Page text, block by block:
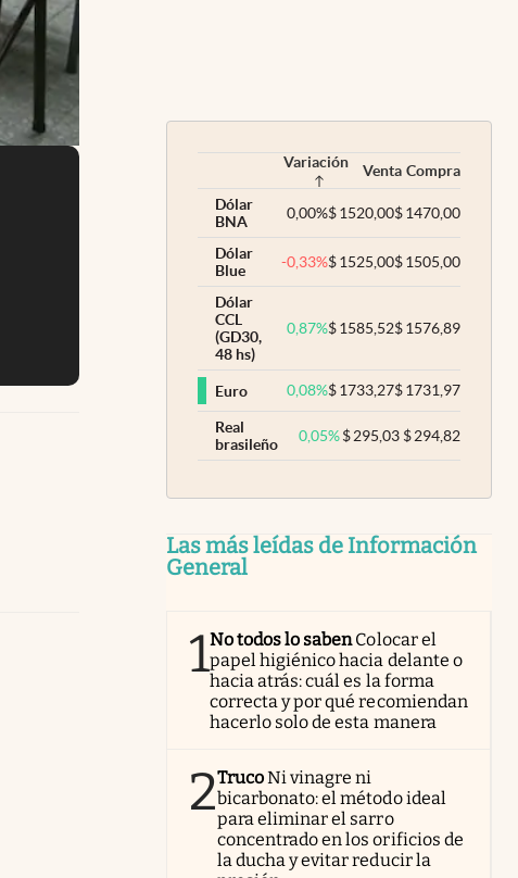
Variación Venta Compra
Dólar
BNA
0,00%$1520,00$1470,00
Dólar
Blue
-0,33%$1525,00$1505,00
Dólar
CCL
(GD30,
48 hs)
0,87%$1585,52$1576,89
Euro 0,08%$1733,27$1731,97
Real
brasileño
0,05% $295,03 $294,82
Las más leídas de Información
General
1No todos lo sabenColocar el
papel higiénico hacia delante o
hacia atrás: cuál es la forma
correcta y por qué recomiendan
hacerlo solo de esta manera
2TrucoNi vinagre ni
bicarbonato: el método ideal
para eliminar el sarro
concentrado en los orificios de
la ducha y evitar reducir la